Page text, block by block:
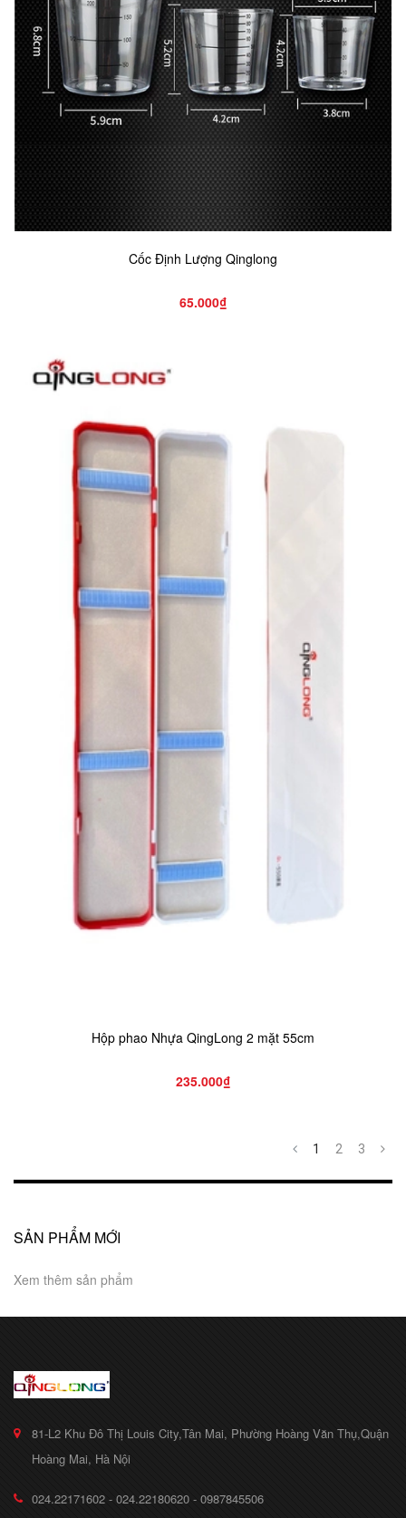
Cốc Định Lượng Qinglong
65.000₫
Hộp phao Nhựa QingLong 2 mặt 55cm
235.000₫
1 2 3
SẢN PHẨM MỚI
Xem thêm sản phẩm
81-L2 Khu Đô Thị Louis City,Tân Mai, Phường Hoàng Văn Thụ,Quận
Hoàng Mai, Hà Nội
024.22171602 - 024.22180620 - 0987845506